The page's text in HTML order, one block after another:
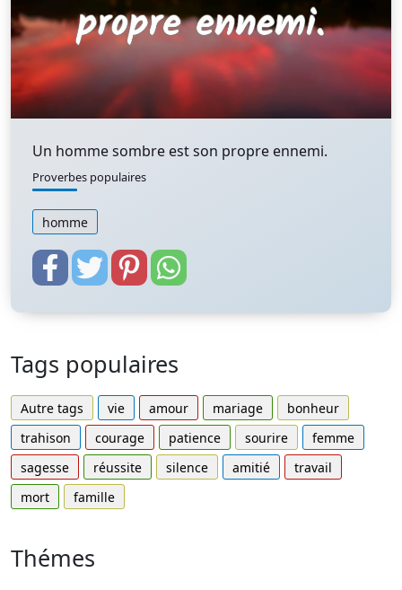
Un homme sombre est son propre ennemi.
Proverbes populaires
homme
Tags populaires
Autre tags vie amour mariage
bonheur
trahison
courage patience sourire
femme
sagesse
réussite silence amitié
travail
mort
famille
Thémes